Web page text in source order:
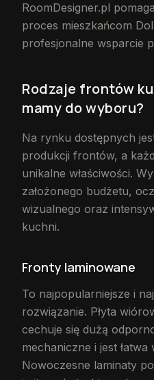
RoomDesigner.pl
proces mieszkańcom
profesjonalne wsparcie
Rodzaje frontów
mamy do wyboru?
Na rynku dostępnych
produkcji frontów, a
unikalne właściwości.
założonego budżetu,
wizualnego oraz
kuchni.
Fronty laminowane
To najpopularniejsze i
rozwiązanie. Płyta
cechuje się dużą
mechaniczne i jest
Nowoczesne laminaty